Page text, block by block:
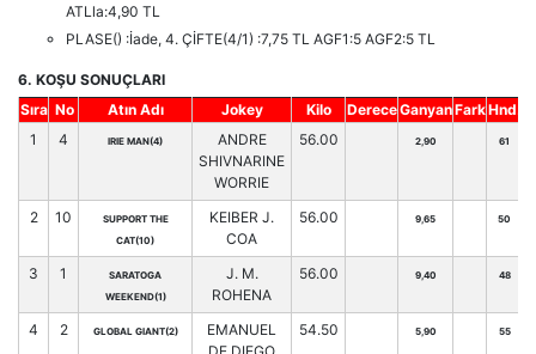
ATLla:4,90 TL
PLASE() :İade, 4. ÇİFTE(4/1) :7,75 TL AGF1:5 AGF2:5 TL
6. KOŞU SONUÇLARI
Sıra No Atın Adı Jokey Kilo DereceGanyanFarkHnd.
1
4 IRIE MAN(4)
ANDRE
SHIVNARINE
WORRIE
56.00 2,90 61
2 10
SUPPORT THE
CAT(10)
KEIBER J.
COA
56.00 9,65 50
3 1
SARATOGA
WEEKEND(1)
J. M.
ROHENA
56.00 9,40 48
4 2 GLOBAL GIANT(2)
EMANUEL
54.50 5,90 55